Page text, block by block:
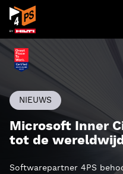
NIEUWS
Microsoft Inner
tot de
Softwarepartner 4PS